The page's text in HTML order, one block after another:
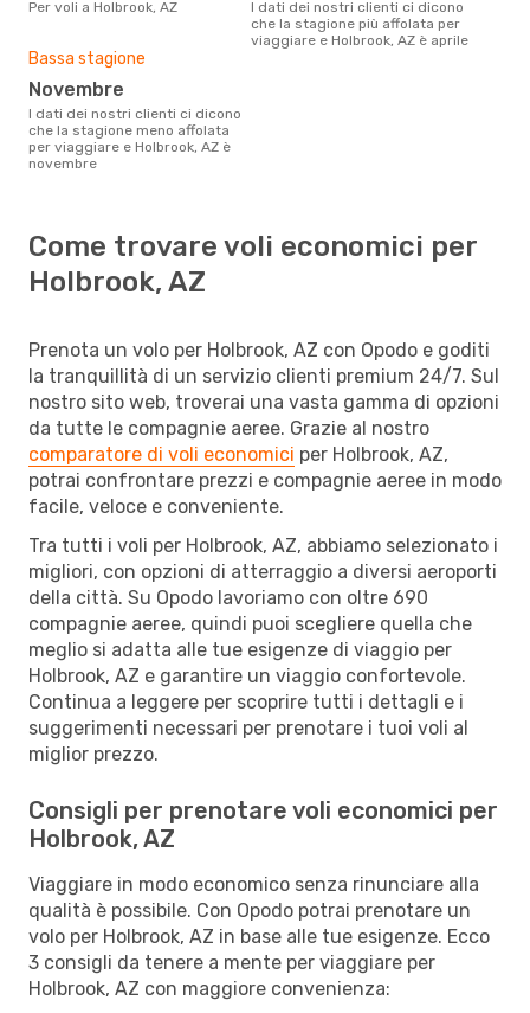
Per voli a Holbrook, AZ
I dati dei nostri clienti ci dicono
che la stagione più affolata per
viaggiare e Holbrook, AZ è aprile
Bassa stagione
novembre
I dati dei nostri clienti ci dicono
che la stagione meno affolata
per viaggiare e Holbrook, AZ è
novembre
Come trovare voli economici per
Holbrook, AZ
Prenota un volo per Holbrook, AZ con Opodo e goditi
la tranquillità di un servizio clienti premium 24/7. Sul
nostro sito web, troverai una vasta gamma di opzioni
da tutte le compagnie aeree. Grazie al nostro
comparatore di voli economici per Holbrook, AZ,
potrai confrontare prezzi e compagnie aeree in modo
facile, veloce e conveniente.
Tra tutti i voli per Holbrook, AZ, abbiamo selezionato i
migliori, con opzioni di atterraggio a diversi aeroporti
della città. Su Opodo lavoriamo con oltre 690
compagnie aeree, quindi puoi scegliere quella che
meglio si adatta alle tue esigenze di viaggio per
Holbrook, AZ e garantire un viaggio confortevole.
Continua a leggere per scoprire tutti i dettagli e i
suggerimenti necessari per prenotare i tuoi voli al
miglior prezzo.
Consigli per prenotare voli economici per
Holbrook, AZ
Viaggiare in modo economico senza rinunciare alla
qualità è possibile. Con Opodo potrai prenotare un
volo per Holbrook, AZ in base alle tue esigenze. Ecco
3 consigli da tenere a mente per viaggiare per
Holbrook, AZ con maggiore convenienza: